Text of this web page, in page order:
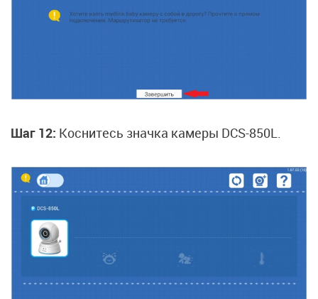
Шаг 12: Коснитесь значка камеры DCS-850L.